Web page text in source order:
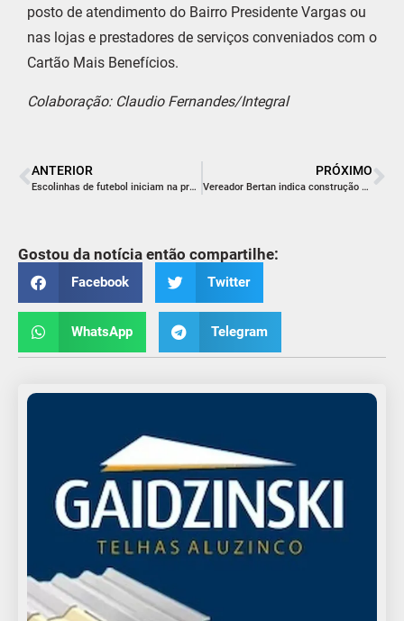
posto de atendimento do Bairro Presidente Vargas ou
nas lojas e prestadores de serviços conveniados com o
Cartão Mais Benefícios.
Colaboração: Claudio Fernandes/Integral
ANTERIOR
Escolinhas de futebol iniciam na próxima semana
PRÓXIMO
Vereador Bertan indica construção de centro multiuso no Demboski
Gostou da notícia então compartilhe:
Facebook Twitter
WhatsApp Telegram